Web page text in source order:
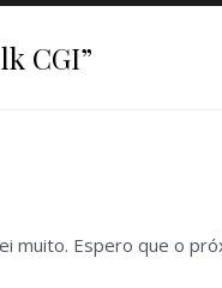
CGI”
muito. Espero que o